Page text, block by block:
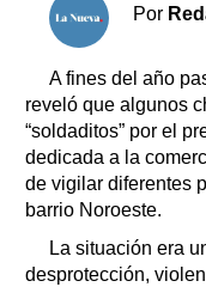
Clasificados
Horóscopo
Suplementos
Servicios
Por
A fines del año
reveló que algunos
“soldaditos” por el
dedicada a la
de vigilar diferentes
barrio Noroeste.
La situación era
desprotección,